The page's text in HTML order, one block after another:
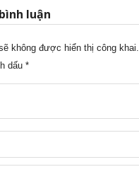
luận
không được hiển thị công khai.
dấu*